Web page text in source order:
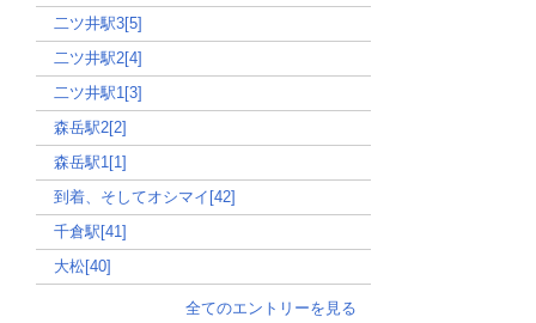
二ツ井駅3[5]
二ツ井駅2[4]
二ツ井駅1[3]
森岳駅2[2]
森岳駅1[1]
到着、そしてオシマイ[42]
千倉駅[41]
大松[40]
全てのエントリーを見る